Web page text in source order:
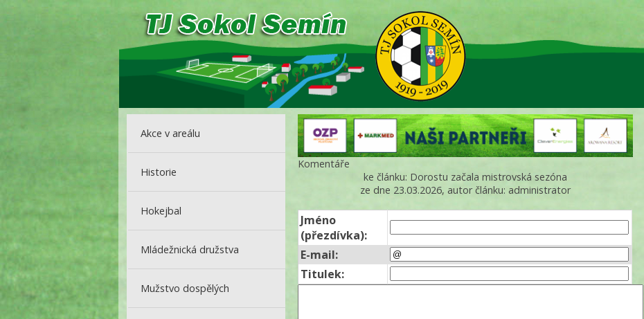
Akce v areálu
Historie
Hokejbal
Mládežnická družstva
Mužstvo dospělých
Komentáře
ke článku: Dorostu začala mistrovská sezóna
ze dne 23.03.2026, autor článku: administrator
Jméno
(přezdívka):
E-mail:
Titulek: